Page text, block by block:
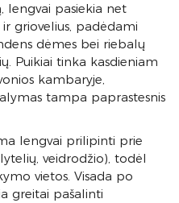
lengvai pasiekia net
griovelius, padėdami
dėmes bei riebalų
Puikiai tinka kasdieniam
kambaryje,
tampa paprastesnis
lengvai prilipinti prie
veidrodžio), todėl
vietos. Visada po
greitai pašalinti